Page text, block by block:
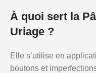
À quoi sert la
Uriage ?
Elle s’utilise en
boutons et